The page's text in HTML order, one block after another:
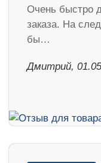
Очень быстро
заказа. На
бы…
Дмитрий,